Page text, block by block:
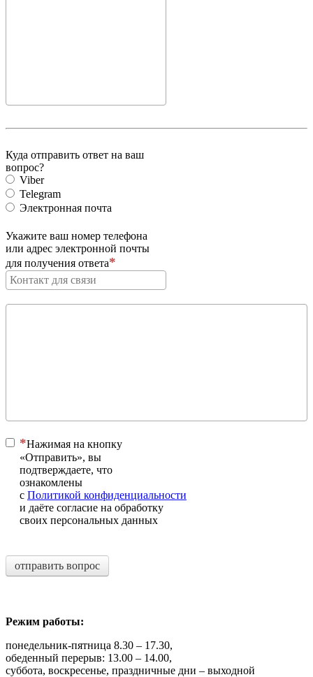
Куда отправить ответ на ваш
вопрос?
Viber
Telegram
Электронная почта
Укажите ваш номер телефона
или адрес электронной почты
для получения ответа
Нажимая на кнопку
«Отправить», вы
подтверждаете, что
ознакомлены
с Политикой конфиденциальности
и даёте согласие на обработку
своих персональных данных
отправить вопрос
Режим работы:
понедельник-пятница 8.30 – 17.30,
обеденный перерыв: 13.00 – 14.00,
суббота, воскресенье, праздничные дни – выходной